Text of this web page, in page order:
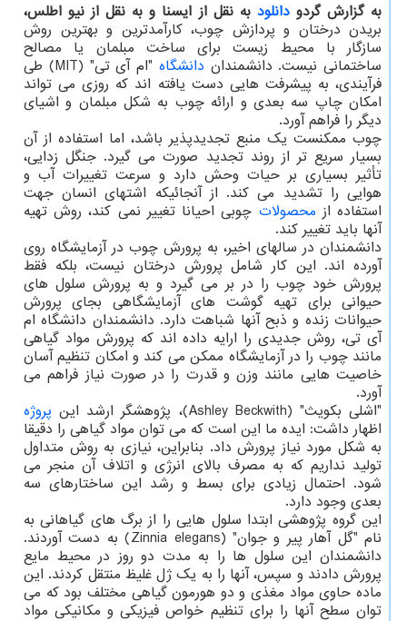
به گزارش گردودانلود به نقل از ایسنا و به نقل از نیو اطلس،
بریدن درختان و پردازش چوب، کارآمدترین و بهترین روش
سازگار با محیط زیست برای ساخت مبلمان یا مصالح
ساختمانی نیست. دانشمندان دانشگاه
"ام آی تی" (MIT) طی
فرآیندی، به پیشرفت هایی دست یافته اند که روزی می تواند
امکان چاپ سه بعدی و ارائه چوب به شکل مبلمان و اشیای
دیگر را فراهم آورد.
چوب ممکنست یک منبع تجدیدپذیر باشد، اما استفاده از آن
بسیار سریع تر از روند تجدید صورت می گیرد. جنگل زدایی،
تأثیر بسیاری بر حیات وحش دارد و سرعت تغییرات آب و
هوایی را تشدید می کند. از آنجائیکه اشتهای انسان جهت
استفاده از محصولات چوبی احیانا تغییر نمی کند، روش تهیه
آنها باید تغییر کند.
دانشمندان در سالهای اخیر، به پرورش چوب در آزمایشگاه روی
آورده اند. این کار شامل پرورش درختان نیست، بلکه فقط
پرورش خود چوب را در بر می گیرد و به پرورش سلول های
حیوانی برای تهیه گوشت های آزمایشگاهی بجای پرورش
حیوانات زنده و ذبح آنها شباهت دارد. دانشمندان دانشگاه ام
آی تی، روش جدیدی را ارایه داده اند که پرورش مواد گیاهی
مانند چوب را در آزمایشگاه ممکن می کند و امکان تنظیم آسان
خاصیت هایی مانند وزن و قدرت را در صورت نیاز فراهم می
آورد.
"اشلی بکویث" (Ashley Beckwith)، پژوهشگر ارشد این
پروژه
اظهار داشت: ایده ما این است که می توان مواد گیاهی را دقیقا
به شکل مورد نیاز پرورش داد. بنابراین، نیازی به روش متداول
تولید نداریم که به مصرف بالای انرژی و اتلاف آن منجر می
شود. احتمال زیادی برای بسط و رشد این ساختارهای سه
بعدی وجود دارد.
این گروه پژوهشی ابتدا سلول هایی را از برگ های گیاهانی به
نام "گل آهار پیر و جوان" (Zinnia elegans) به دست آوردند.
دانشمندان این سلول ها را به مدت دو روز در محیط مایع
پرورش دادند و سپس، آنها را به یک ژل غلیظ منتقل کردند. این
ماده حاوی مواد مغذی و دو هورمون گیاهی مختلف بود که می
توان سطح آنها را برای تنظیم خواص فیزیکی و مکانیکی مواد